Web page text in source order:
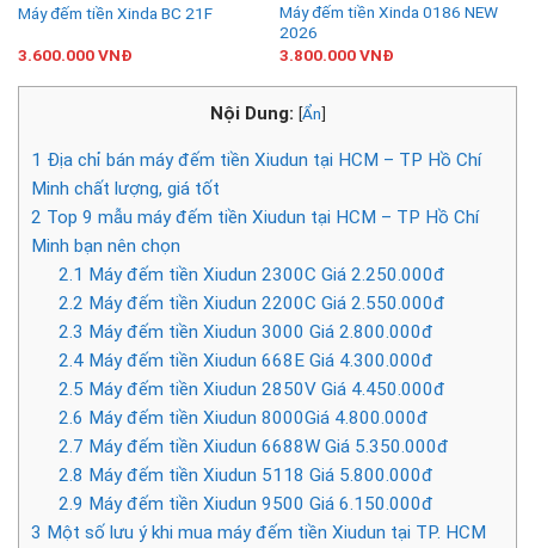
Máy đếm tiền Xinda BC 21F
3.600.000VNĐ
Máy đếm tiền Xinda 0186 NEW
2026
3.800.000VNĐ
Nội Dung: [Ẩn]
1 Địa chỉ bán máy đếm tiền Xiudun tại HCM – TP Hồ Chí
Minh chất lượng, giá tốt
2 Top 9 mẫu máy đếm tiền Xiudun tại HCM – TP Hồ Chí
Minh bạn nên chọn
2.1 Máy đếm tiền Xiudun 2300C Giá 2.250.000đ
2.2 Máy đếm tiền Xiudun 2200C Giá 2.550.000đ
2.3 Máy đếm tiền Xiudun 3000 Giá 2.800.000đ
2.4Máy đếm tiền Xiudun 668E Giá 4.300.000đ
2.5 Máy đếm tiền Xiudun 2850V Giá 4.450.000đ
2.6 Máy đếm tiền Xiudun 8000Giá 4.800.000đ
2.7 Máy đếm tiền Xiudun 6688W Giá 5.350.000đ
2.8 Máy đếm tiền Xiudun 5118 Giá 5.800.000đ
2.9 Máy đếm tiền Xiudun 9500 Giá 6.150.000đ
3 Một số lưu ý khi mua máy đếm tiền Xiudun tại TP. HCM